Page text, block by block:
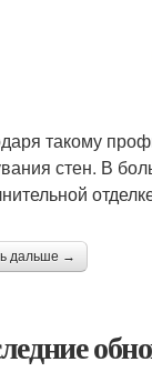
такому
стен. В
дальше →